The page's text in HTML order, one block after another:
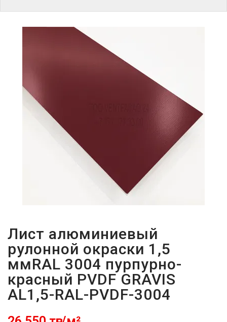
Лист алюминиевый
рулонной окраски 1,5
ммRAL 3004 пурпурно-
красный PVDF GRAVIS
AL1,5-RAL-PVDF-3004